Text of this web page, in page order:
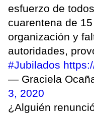
esfuerzo de
cuarentena de
organización y
autoridades,
#Jubilados
— Graciela
3, 2020
¿Alguién